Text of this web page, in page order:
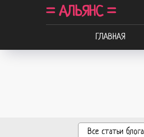
= АЛЬЯНС =
ГЛАВНАЯ
Все статьи блога